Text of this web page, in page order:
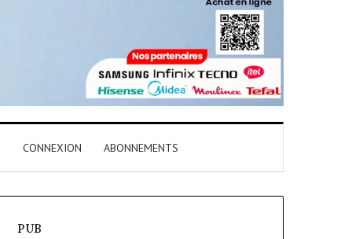
CONNEXION ABONNEMENTS
PUB